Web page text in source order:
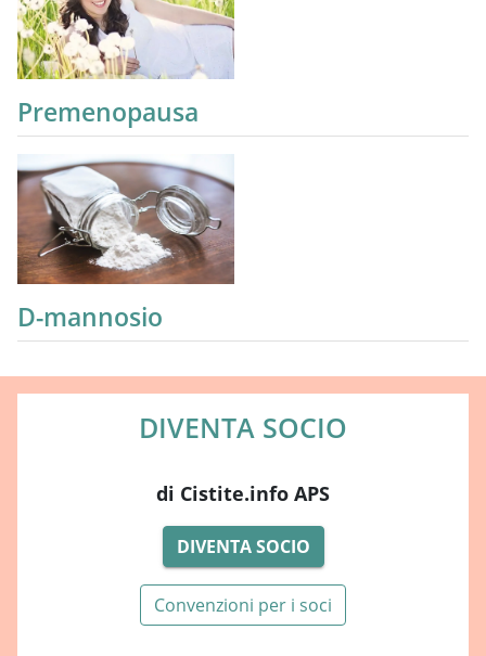
Premenopausa
D-mannosio
DIVENTA SOCIO
di Cistite.info APS
DIVENTA SOCIO
Convenzioni per i soci